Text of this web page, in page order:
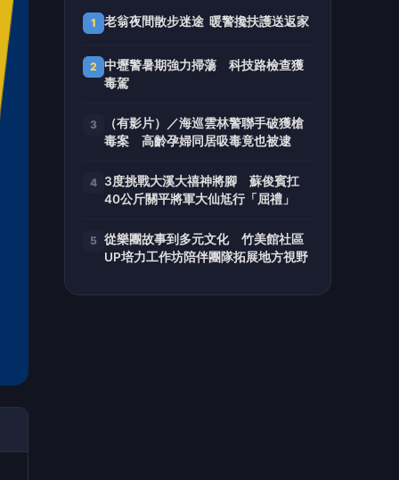
1 老翁夜間散步迷途 暖警攙扶護送返家
2 中壢警暑期強力掃蕩 科技路檢查獲
毒駕
3
（有影片）／海巡雲林警聯手破獲槍
毒案 高齡孕婦同居吸毒竟也被逮
4 3度挑戰大溪大禧神將腳 蘇俊賓扛
40公斤關平將軍大仙尪行「屈禮」
5 從樂團故事到多元文化 竹美館社區
UP培力工作坊陪伴團隊拓展地方視野